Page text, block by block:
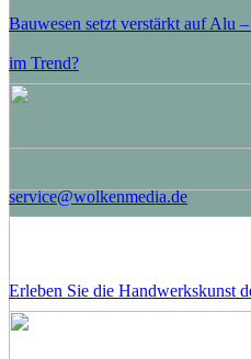
Bauwesen setzt verstärkt auf Alu
im Trend?
Erleben Sie die Handwerkskunst
service@wolkenmedia.de